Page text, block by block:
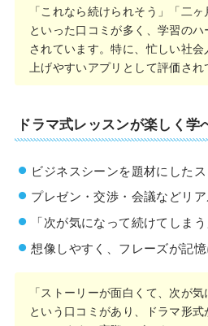
「これなら続けられそう」「二
といった口コミが多く、学習の
されています。特に、忙しい社会
上げやすいアプリとして評価され
ドラマ式レッスンが楽しく学
ビジネスシーンを題材にした
プレゼン・交渉・会議などリ
「次が気になって続けてしま
想像しやすく、フレーズが記
「ストーリーが面白くて、次が
という口コミがあり、ドラマ形